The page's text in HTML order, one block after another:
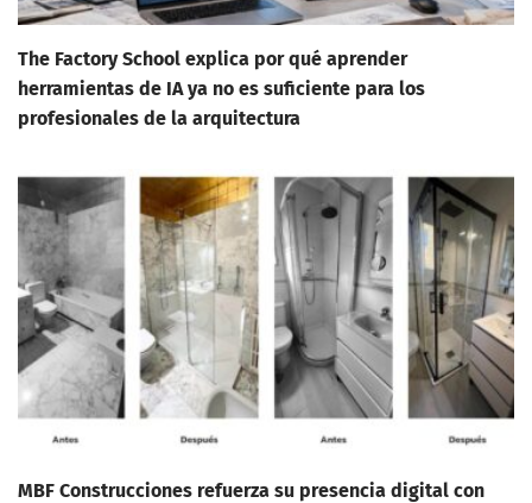
The Factory School explica por qué aprender
herramientas de IA ya no es suficiente para los
profesionales de la arquitectura
MBF Construcciones refuerza su presencia digital con